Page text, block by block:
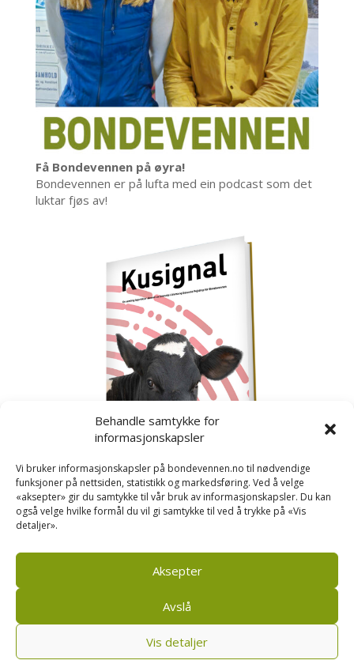
Behandle samtykke for
informasjonskapsler
Vi bruker informasjonskapsler på bondevennen.no til nødvendige
funksjoner på nettsiden, statistikk og markedsføring. Ved å velge
«aksepter» gir du samtykke til vår bruk av informasjonskapsler. Du kan
også velge hvilke formål du vil gi samtykke til ved å trykke på «Vis
detaljer».
Aksepter
Avslå
Vis detaljer
Få Bondevennen på øyra!
Bondevennen er på lufta med ein podcast som det
luktar fjøs av!
Kusignal
Bondevennen SA, Pb 208, sentrum, 4001 Stavanger